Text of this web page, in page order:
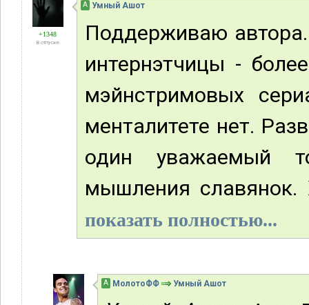
+1348
В отпуске
А Умный Ашот
Поддерживаю
интернэтчицы -
мэйнстримовых
менталитете нет.
один уважаемый
мышления
показать полностью...
А МолотоФФ Умный Ашот